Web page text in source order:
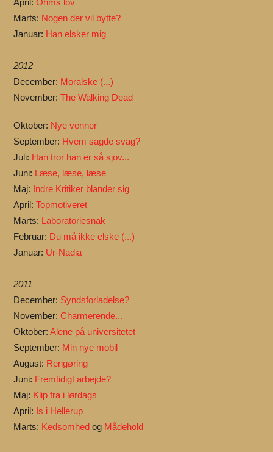
April:Ohms lov
Marts: Nogen der vil bytte?
Januar: Han elsker mig
2012
December: Moralske (...)
November:The Walking Dead
Oktober: Nye venner
September: Hvem sagde svag?
Juli: Han tror han er så sjov...
Juni: Læse, læse, læse
Maj: Indre Kritiker blander sig
April:Topmotiveret
Marts: Laboratoriesnak
Februar: Du må ikke elske (...)
Januar: Ur-Nadia
2011
December: Syndsforladelse?
November:Charmerende...
Oktober:Alene på universitetet
September: Min nye mobil
August: Rengøring
Juni: Fremtidigt arbejde?
Maj: Klip fra i lørdags
April: Is i Hellerup
Marts: Kedsomhed og Mådehold